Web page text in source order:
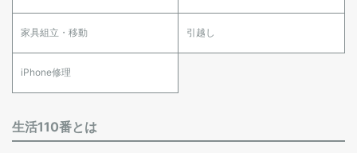
家具組立・移動 引越し
iPhone修理
生活110番とは